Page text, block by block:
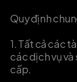
Quy định
1. Tất cả các
các dịch vụ
cấp.